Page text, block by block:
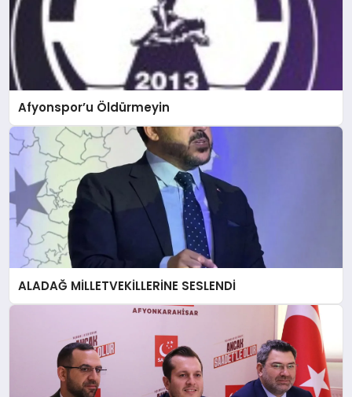
Afyonspor’u Öldürmeyin
ALADAĞ MİLLETVEKİLLERİNE SESLENDİ